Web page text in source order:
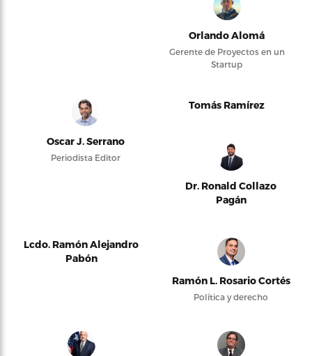
Orlando Alomá
Gerente de Proyectos en un
Startup
Oscar J. Serrano
Periodista Editor
Tomás Ramírez
Dr. Ronald Collazo
Pagán
Lcdo. Ramón Alejandro
Pabón
Ramón L. Rosario Cortés
Política y derecho